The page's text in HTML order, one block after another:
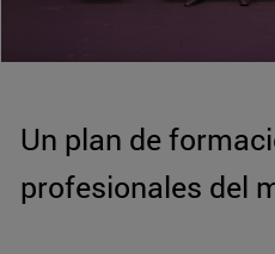
Un plan de
profesionales del